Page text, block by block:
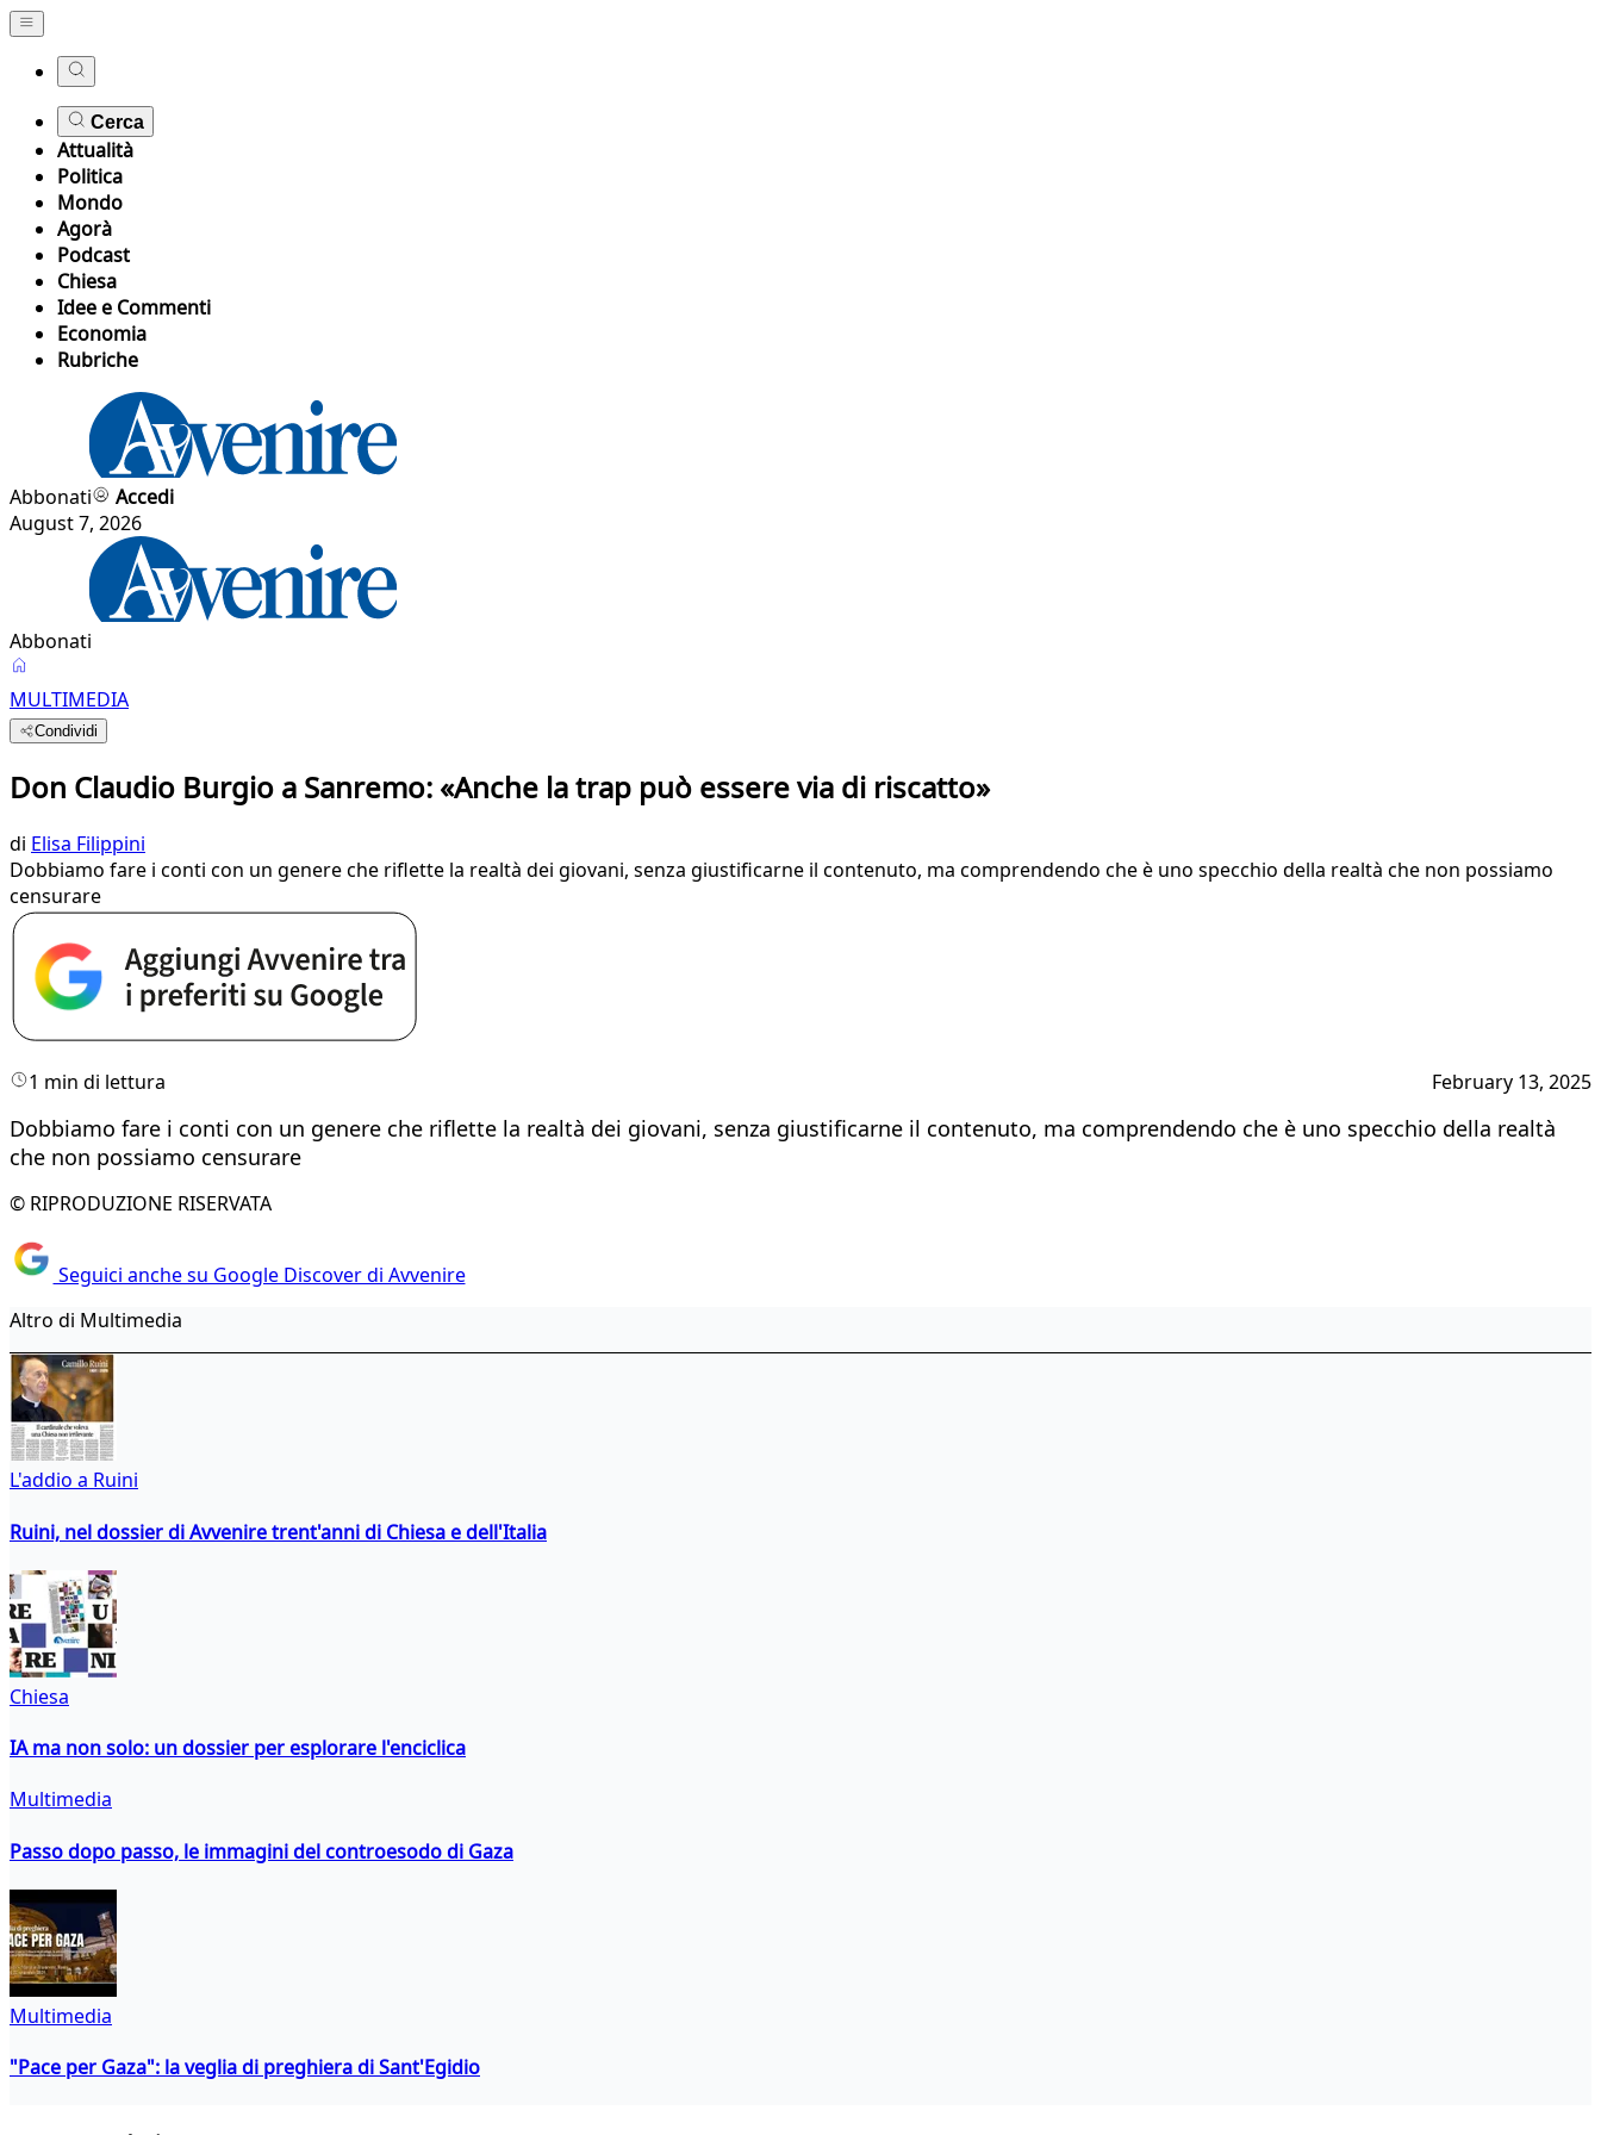
Cerca
Attualità
Politica
Mondo
Agorà
Podcast
Chiesa
Idee e Commenti
Economia
Rubriche
Abbonati
Accedi
August 7, 2026
Abbonati
MULTIMEDIA
Condividi
Don Claudio Burgio a Sanremo: «Anche la trap può essere via di riscatto»
di Elisa Filippini
Dobbiamo fare i conti con un genere che riflette la realtà dei giovani, senza giustificarne il contenuto, ma comprendendo che è uno specchio della realtà che non possiamo
censurare
1 min di lettura February 13, 2025
Dobbiamo fare i conti con un genere che riflette la realtà dei giovani, senza giustificarne il contenuto, ma comprendendo che è uno specchio della realtà
che non possiamo censurare
© RIPRODUZIONE RISERVATA
Seguici anche su Google Discover di Avvenire
Altro di Multimedia
L'addio a Ruini
Ruini, nel dossier di Avvenire trent'anni di Chiesa e dell'Italia
Chiesa
IA ma non solo: un dossier per esplorare l'enciclica
Multimedia
Passo dopo passo, le immagini del controesodo di Gaza
Multimedia
"Pace per Gaza": la veglia di preghiera di Sant'Egidio